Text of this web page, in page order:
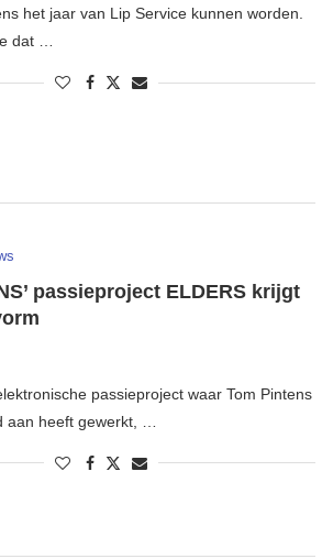
het jaar van Lip Service kunnen worden.
dat …
passieproject ELDERS krijgt
passieproject waar Tom Pintens
aan heeft gewerkt, …